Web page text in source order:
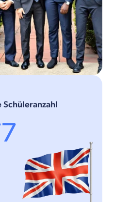
Schüleranzahl